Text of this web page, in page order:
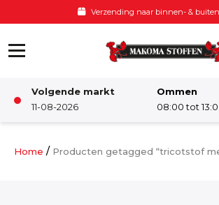
Verzending naar binnen- &
Volgende markt
11-08-2026
Ommen
08:00 tot
Damesstoffen
Home / Producten getagged “tricotstof